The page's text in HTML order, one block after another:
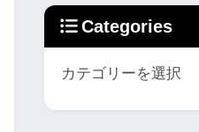
Categories